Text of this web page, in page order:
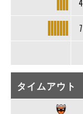
4
7
タイムアウト